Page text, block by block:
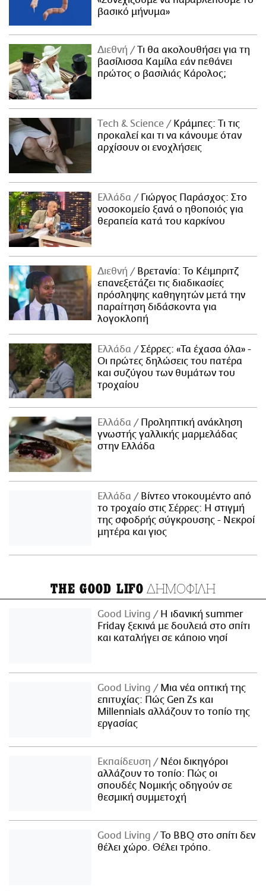
βασικό μήνυμα»
Διεθνή
Τι θα ακολουθήσει για τη
βασίλισσα Καμίλα εάν πεθάνει
πρώτος ο βασιλιάς Κάρολος;
Τech & Science
Κράμπες: Τι τις
προκαλεί και τι να κάνουμε όταν
αρχίσουν οι ενοχλήσεις
Ελλάδα
Γιώργος Παράσχος: Στο
νοσοκομείο ξανά ο ηθοποιός για
θεραπεία κατά του καρκίνου
Διεθνή
Βρετανία: Το Κέιμπριτζ
επανεξετάζει τις διαδικασίες
πρόσληψης καθηγητών μετά την
παραίτηση διδάσκοντα για
λογοκλοπή
Ελλάδα
Σέρρες: «Τα έχασα όλα» -
Οι πρώτες δηλώσεις του πατέρα
και συζύγου των θυμάτων του
τροχαίου
Ελλάδα
Προληπτική ανάκληση
γνωστής γαλλικής μαρμελάδας
στην Ελλάδα
Ελλάδα
Βίντεο ντοκουμέντο από
το τροχαίο στις Σέρρες: Η στιγμή
της σφοδρής σύγκρουσης - Νεκροί
μητέρα και γιος
THE GOOD LIFO ΔΗΜΟΦΙΛΗ
Good Living
Η ιδανική summer
Friday ξεκινά με δουλειά στο σπίτι
και καταλήγει σε κάποιο νησί
Good Living
Μια νέα οπτική της
επιτυχίας: Πώς Gen Zs και
Millennials αλλάζουν το τοπίο της
εργασίας
Εκπαίδευση
Νέοι δικηγόροι
αλλάζουν το τοπίο: Πώς οι
σπουδές Νομικής οδηγούν σε
θεσμική συμμετοχή
Good Living
Το BBQ στο σπίτι δεν
θέλει χώρο. Θέλει τρόπο.